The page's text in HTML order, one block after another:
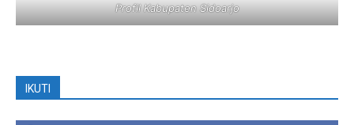
Profil Kabupaten Sidoarjo
IKUTI